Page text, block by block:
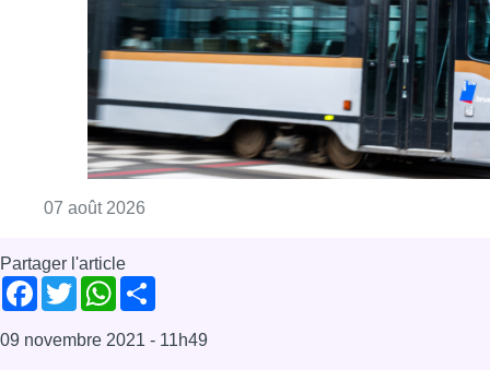
07 août 2026
Partager l'article
Facebook
TwitterWhatsApp
09 novembre 2021 - 11h49